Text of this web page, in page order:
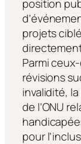
position
projets
Parmi
révisions
invalidité,
de l’ONU
pour